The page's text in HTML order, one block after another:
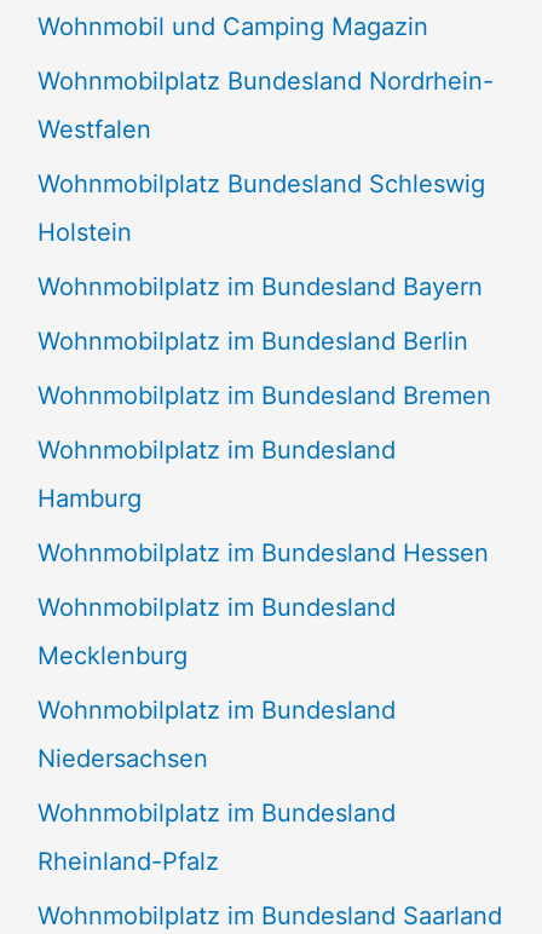
Wohnmobil und Camping Magazin
Wohnmobilplatz Bundesland Nordrhein-
Westfalen
Wohnmobilplatz Bundesland Schleswig
Holstein
Wohnmobilplatz im Bundesland Bayern
Wohnmobilplatz im Bundesland Berlin
Wohnmobilplatz im Bundesland Bremen
Wohnmobilplatz im Bundesland
Hamburg
Wohnmobilplatz im Bundesland Hessen
Wohnmobilplatz im Bundesland
Mecklenburg
Wohnmobilplatz im Bundesland
Niedersachsen
Wohnmobilplatz im Bundesland
Rheinland-Pfalz
Wohnmobilplatz im Bundesland Saarland